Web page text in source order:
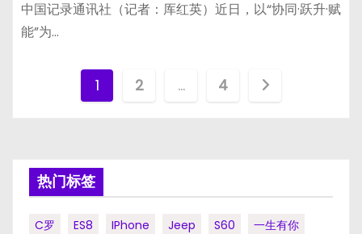
中国记录通讯社（记者：厍红英）近日，以“协同·跃升·赋
能”为…
文
页
1 2 … 4
热门标签
C罗 ES8 IPhone Jeep S60
一生有你